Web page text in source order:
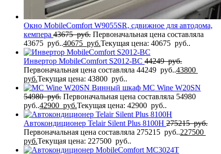
Окно MobileComfort W9055SR, сдвижное для автодома,
кемпера 43675руб. Первоначальная цена составляла
43675 руб..40675 руб.Текущая цена: 40675 руб..
Инвертор MobileComfort S2012-BC 44249руб.
Первоначальная цена составляла 44249 руб..43800
руб.Текущая цена: 43800 руб..
Винный шкаф MC Wine W20SN
54980руб. Первоначальная цена составляла 54980
руб..42900 руб.Текущая цена: 42900 руб..
Автокондиционер Telair Silent Plus 8100H 275215руб.
Первоначальная цена составляла 275215 руб..227500
руб.Текущая цена: 227500 руб..